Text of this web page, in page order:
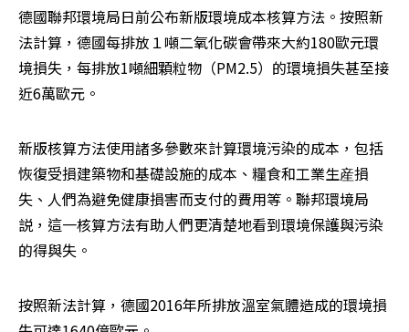
德國聯邦環境局日前公布新版環境成本核算方法。按照新
法計算，德國每排放１噸二氧化碳會帶來大約180歐元環
境損失，每排放1噸細顆粒物（PM2.5）的環境損失甚至接
近6萬歐元。
新版核算方法使用諸多參數來計算環境污染的成本，包括
恢復受損建築物和基礎設施的成本、糧食和工業生産損
失、人們為避免健康損害而支付的費用等。聯邦環境局
説，這一核算方法有助人們更清楚地看到環境保護與污染
的得與失。
按照新法計算，德國2016年所排放溫室氣體造成的環境損